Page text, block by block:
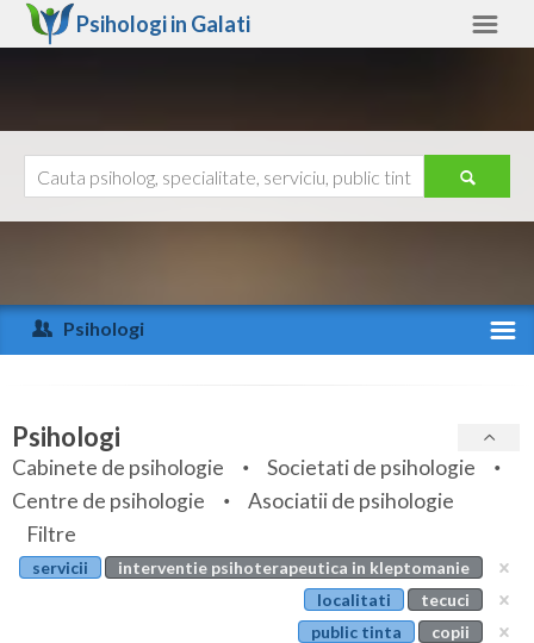
Psihologi in Galati
Arad
Arges
Bihor
Bistrita-Nasaud
Botosani
Ajutor
Psihologi
Specialitati
Servicii
Articole
Evenimente
Psihologi
Cabinete de psihologie
Societati de psihologie
Centre de psihologie
Asociatii de psihologie
Filtre
servicii
interventie psihoterapeutica in kleptomanie
localitati
tecuci
public tinta
copii